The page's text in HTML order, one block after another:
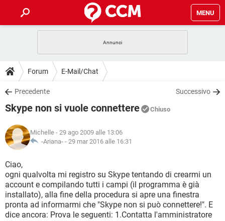
MENU
INTRATTENIMENTO
iOS
INSTAGRAM WHATSAPP
TIKTOK
HARDWARE
GUIDE
COVID-19
INSTAGRAM WHATSAPP
TIKTOK
HARDWARE
DOWNLOAD
COVID-19 GAMING
INTRATTENIMENTO
iOS WINDOWS 10
INSTAGRAM
TIKTOK FACEBOOK
HARDWARE
FORUM
COVID-19 GAMING
INTRATTENIMENTO
iOS
INSTAGRAM WHATSAPP
TIKTOK FACEBOOK
HARDWARE
GLOSSARIO
COVID-19
INTRATTENIMENTO ANDROID
iOS WINDOWS 10
INSTAGRAM WHATSAPP
Forum E-Mail/Chat
Precedente Successivo
Skype non si vuole connettere Chiuso
Michelle - 29 ago 2009 alle 13:06
-Ariana- - 29 mar 2016 alle 16:31
Ciao,
ogni qualvolta mi registro su Skype tentando di crearmi un
account e compilando tutti i campi (il programma è già
installato), alla fine della procedura si apre una finestra
pronta ad informarmi che "Skype non si può connettere!". E
dice ancora: Prova le seguenti: 1.Contatta l'amministratore